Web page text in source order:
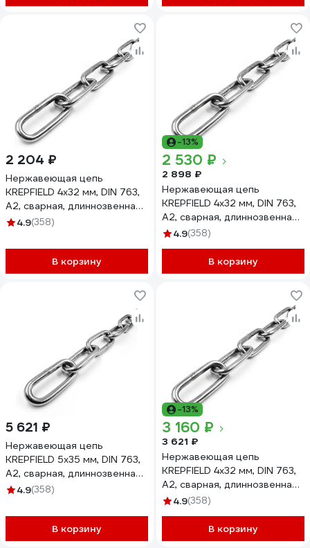
2 204 ₽
Нержавеющая цепь
KREPFIELD 4x32 мм, DIN 763,
А2, сварная, длиннозвенная,
3 м 763А2ЦЕПЬ4ММ-3
4.9(358)
В корзину
-13%
2 530 ₽
2 898 ₽
Нержавеющая цепь
KREPFIELD 4x32 мм, DIN 763,
А2, сварная, длиннозвенная,
4 м 763А2ЦЕПЬ4ММ-4
4.9(358)
В корзину
5 621 ₽
Нержавеющая цепь
KREPFIELD 5x35 мм, DIN 763,
А2, сварная, длиннозвенная,
5 м 763А2ЦЕПЬ5ММ-5
4.9(358)
В корзину
-13%
3 160 ₽
3 621 ₽
Нержавеющая цепь
KREPFIELD 4x32 мм, DIN 763,
А2, сварная, длиннозвенная,
5 м 763А2ЦЕПЬ4ММ-5
4.9(358)
В корзину